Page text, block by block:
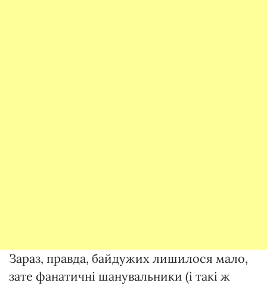
Зараз, правда, байдужих лишилося мало,
зате фанатичні шанувальники (і такі ж